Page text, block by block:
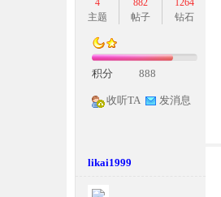
一
4
主题
882
帖子
1264
钻石
积分 888
收听TA 发消息
likai1999